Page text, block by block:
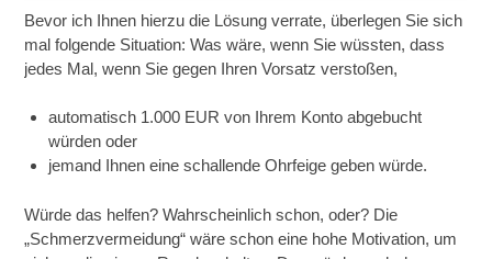
Bevor ich Ihnen hierzu die Lösung verrate, überlegen Sie sich
mal folgende Situation: Was wäre, wenn Sie wüssten, dass
jedes Mal, wenn Sie gegen Ihren Vorsatz verstoßen,
automatisch 1.000 EUR von Ihrem Konto abgebucht
würden oder
jemand Ihnen eine schallende Ohrfeige geben würde.
Würde das helfen? Wahrscheinlich schon, oder? Die
„Schmerzvermeidung“ wäre schon eine hohe Motivation, um